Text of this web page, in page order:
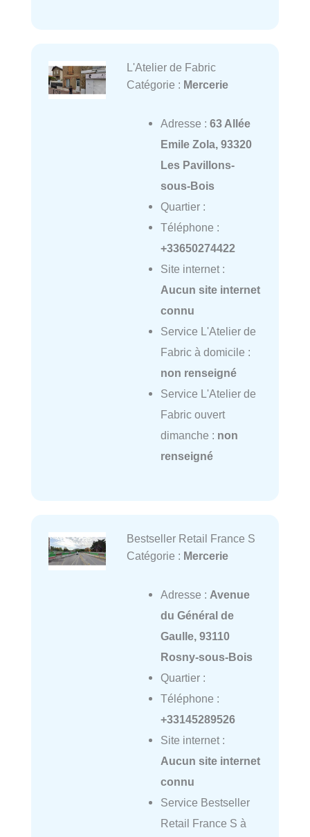
L'Atelier de Fabric
Catégorie : Mercerie
Adresse : 63 Allée
Emile Zola, 93320
Les Pavillons-
sous-Bois
Quartier :
Téléphone :
+33650274422
Site internet :
Aucun site internet
connu
Service L'Atelier de
Fabric à domicile :
non renseigné
Service L'Atelier de
Fabric ouvert
dimanche : non
renseigné
Bestseller Retail France S
Catégorie : Mercerie
Adresse : Avenue
du Général de
Gaulle, 93110
Rosny-sous-Bois
Quartier :
Téléphone :
+33145289526
Site internet :
Aucun site internet
connu
Service Bestseller
Retail France S à